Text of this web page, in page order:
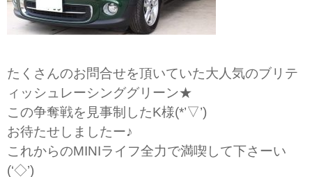
たくさんのお問合せを頂いていた大人気のブリテ
ィッシュレーシンググリーン★
この争奪戦を見事制したK様(*’▽’)
お待たせしましたー♪
これからのMINIライフ全力で満喫して下さーい
(‘◇’)ゞ